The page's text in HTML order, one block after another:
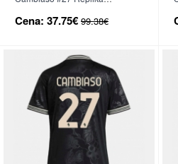
26 Kratek Rokav
Cena: 37.75€ 99.38€